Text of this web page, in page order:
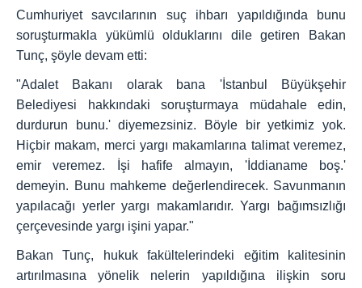
Cumhuriyet savcılarının suç ihbarı yapıldığında bunu
soruşturmakla yükümlü olduklarını dile getiren Bakan
Tunç, şöyle devam etti:
"Adalet Bakanı olarak bana 'İstanbul Büyükşehir
Belediyesi hakkındaki soruşturmaya müdahale edin,
durdurun bunu.' diyemezsiniz. Böyle bir yetkimiz yok.
Hiçbir makam, merci yargı makamlarına talimat veremez,
emir veremez. İşi hafife almayın, 'İddianame boş.'
demeyin. Bunu mahkeme değerlendirecek. Savunmanın
yapılacağı yerler yargı makamlarıdır. Yargı bağımsızlığı
çerçevesinde yargı işini yapar."
Bakan Tunç, hukuk fakültelerindeki eğitim kalitesinin
artırılmasına yönelik nelerin yapıldığına ilişkin soru